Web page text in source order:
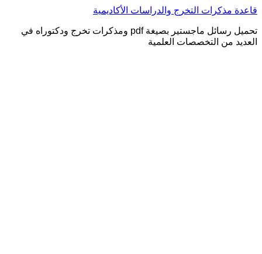
التجاوز
المحتوى
قاعدة مذكرات التخرج والدراسات الأكاديمية
تحميل رسائل ماجستير بصيغة pdf ومذكرات تخرج ودكتوراه في
العديد من التخصصات العلمية